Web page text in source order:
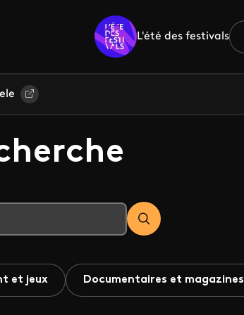
L'été des festivals
et jeux Documentaires et magazines